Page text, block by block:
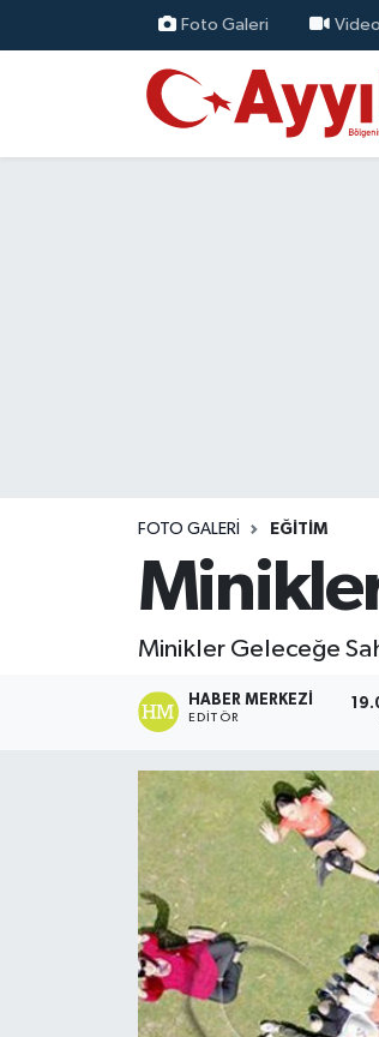
Foto Galeri Video
FOTO GALERI EĞITIM
Minikler Geleceğe
HABER MERKEZI
EDITÖR